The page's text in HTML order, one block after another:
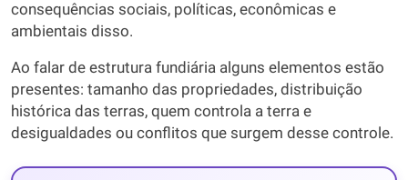
consequências sociais, políticas, econômicas e
ambientais disso.
Ao falar de estrutura fundiária alguns elementos estão
presentes: tamanho das propriedades, distribuição
histórica das terras, quem controla a terra e
desigualdades ou conflitos que surgem desse controle.